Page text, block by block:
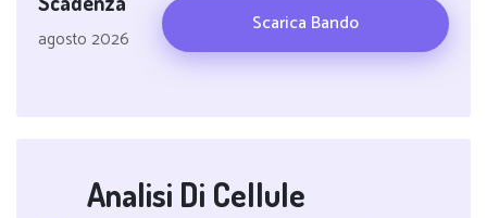
agosto 2026
Scarica Bando
Analisi Di Cellule